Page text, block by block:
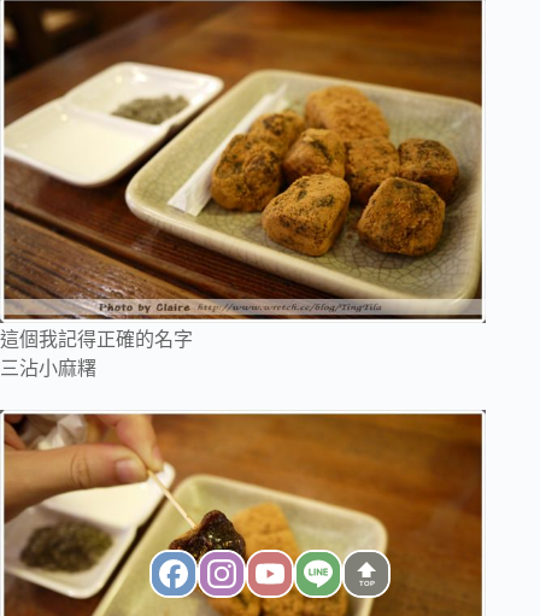
這個我記得正確的名字
三沾小麻糬
TOP